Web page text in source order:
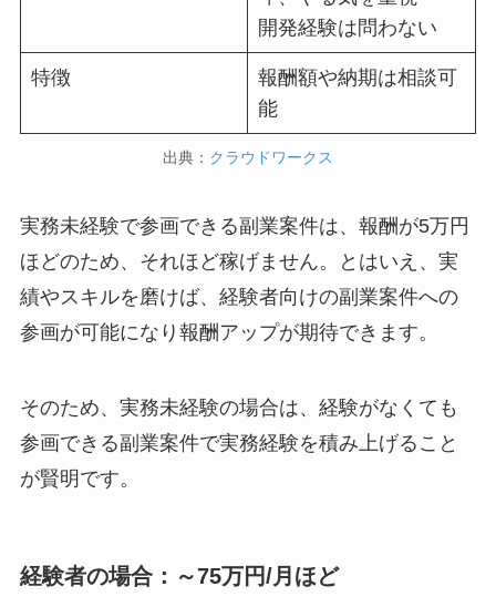
開発経験は問わない
特徴
報酬額や納期は相談可
能
出典： クラウドワークス
実務未経験で参画できる副業案件は、報酬が5万円
ほどのため、それほど稼げません。とはいえ、実
績やスキルを磨けば、経験者向けの副業案件への
参画が可能になり報酬アップが期待できます。
そのため、実務未経験の場合は、経験がなくても
参画できる副業案件で実務経験を積み上げること
が賢明です。
経験者の場合：～75万円/月ほど